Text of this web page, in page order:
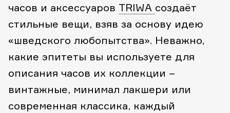
часов и аксессуаров TRIWA создаёт
стильные вещи, взяв за основу идею
«шведского любопытства». Неважно,
какие эпитеты вы используете для
описания часов их коллекции –
винтажные, минимал лакшери или
современная классика, каждый